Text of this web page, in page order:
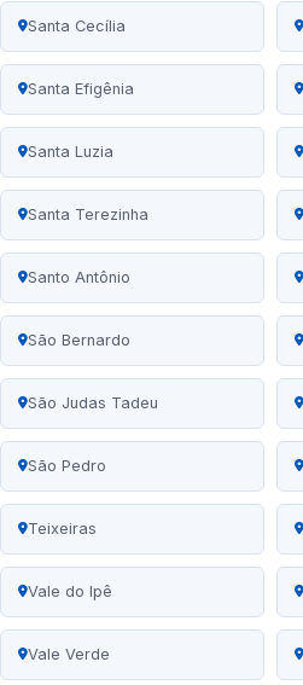
Santa Cecília
Santa Efigênia
Santa Luzia
Santa Terezinha
Santo Antônio
São Bernardo
São Judas Tadeu
São Pedro
Teixeiras
Vale do Ipê
Vale Verde